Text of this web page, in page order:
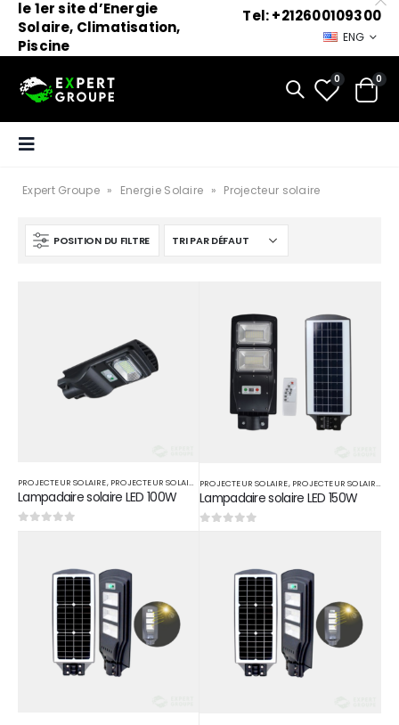
le 1er site d’Energie
Solaire, Climatisation,
Piscine
Tel: +212600109300
ENG
0 0
Expert Groupe » Energie Solaire » Projecteur solaire
POSITION DU FILTRE
PROJECTEUR SOLAIRE, PROJECTEUR SOLAIRE LED ,PROTECTION SOLAIRE
Lampadaire solaire LED 100W
PROJECTEUR SOLAIRE, PROJECTEUR SOLAIRE LED
Lampadaire solaire LED 150W